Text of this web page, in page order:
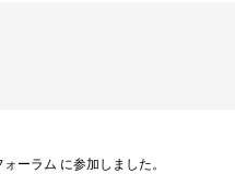
ーラム に参加しました。